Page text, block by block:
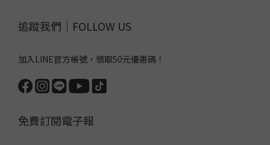
追蹤我們｜FOLLOW US
加入LINE官方帳號，領取50元優惠碼！
免費訂閱電子報